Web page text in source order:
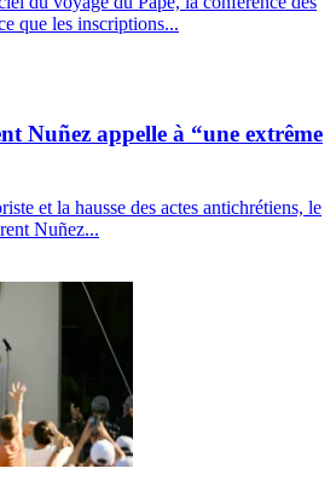
que les inscriptions...
Nuñez appelle à “une extrême
et la hausse des actes antichrétiens, le
Nuñez...